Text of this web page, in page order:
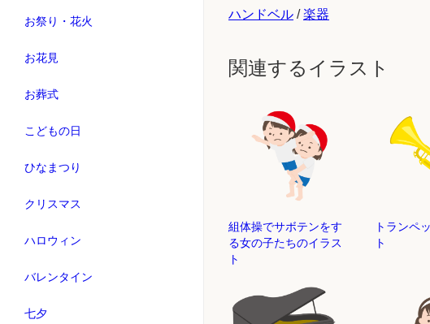
お祭り・花火
お花見
お葬式
こどもの日
ひなまつり
クリスマス
ハロウィン
バレンタイン
七夕
ハンドベル /楽器
関連するイラスト
組体操でサボテンをす
る女の子たちのイラス
ト
トランペ
ト